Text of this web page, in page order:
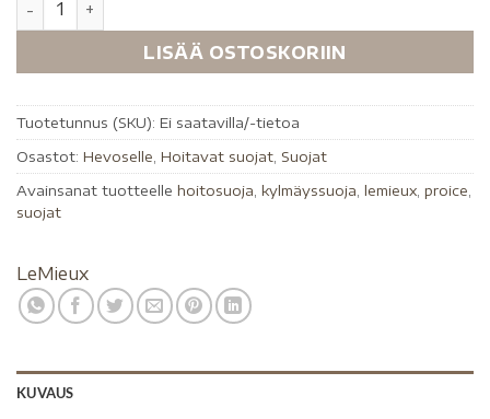
LISÄÄ OSTOSKORIIN
Tuotetunnus (SKU): Ei saatavilla/-tietoa
Osastot: Hevoselle, Hoitavat suojat, Suojat
Avainsanat tuotteelle hoitosuoja, kylmäyssuoja, lemieux, proice,
suojat
LeMieux
KUVAUS